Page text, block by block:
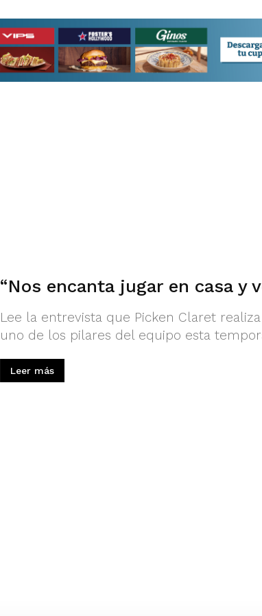
“Nos encanta jugar en casa y
Lee la entrevista que Picken Claret
uno de los pilares del equipo esta
Leer más